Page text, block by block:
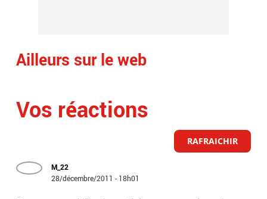
Ailleurs sur le web
Vos réactions
RAFRAICHIR
M_22
28/décembre/2011 - 18h01